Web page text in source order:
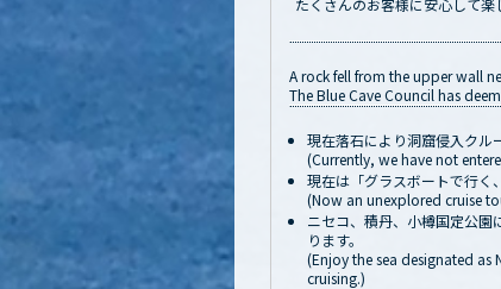
たくさんのお客様に安心して楽
A rock fell from the upper wall
The Blue Cave Council has
現在落石により洞窟侵入クル
(Currently, we have not
現在は「グラスボートで行く
(Now an unexplored cruise
ニセコ、積丹、小樽国定公園
ります。
(Enjoy the sea designated
cruising.)